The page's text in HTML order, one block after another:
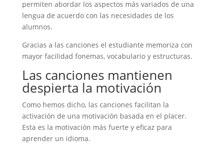
permiten abordar los aspectos más variados de una
lengua de acuerdo con las necesidades de los
alumnos.
Gracias a las canciones el estudiante memoriza con
mayor facilidad fonemas, vocabulario y estructuras.
Las canciones mantienen
despierta la motivación
Como hemos dicho, las canciones facilitan la
activación de una motivación basada en el placer.
Esta es la motivación más fuerte y eficaz para
aprender un idioma.